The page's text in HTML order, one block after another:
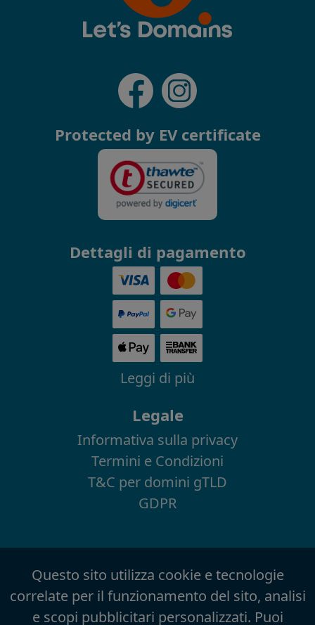
Protected by EV certificate
Dettagli di pagamento
Leggi di più
Legale
Informativa sulla privacy
Termini e Condizioni
T&C per domini gTLD
GDPR
Questo sito utilizza cookie e tecnologie
correlate per il funzionamento del sito, analisi
e scopi pubblicitari personalizzati. Puoi